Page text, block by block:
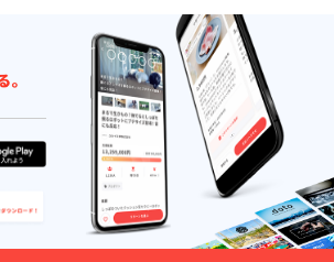
はでき
かねま
すこと
ご了承
くださ
い。
難しい
場合が
ござい
ますこ
と予め
ご了承
くださ
い。 ※
リター
ン品へ
記載さ
せてい
ただく
お名前
させて
いただ
きま
す。 ⑤
生誕限
定オリ
ジナル
ネーム
アク
キー 生
誕イラ
ストと
備考欄
に記載
写真の
データ
は公式
SNSで
のアッ
プロー
ド後
CAMPF
IREの
メッ
セージ
機能を
利用し
て共有
SNSで
のアッ
プロー
ド後
CAMPF
IREの
メッ
セージ
機能を
利用し
て共有
させて
いただ
きま